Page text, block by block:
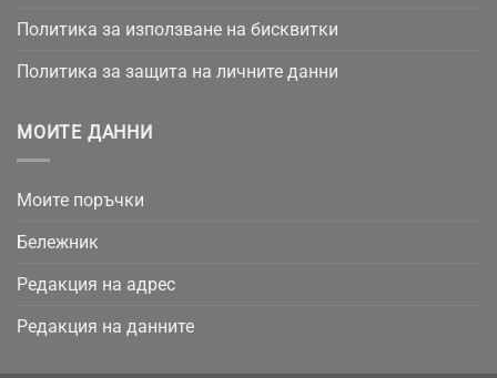
Политика за използване на бисквитки
Политика за защита на личните данни
МОИТЕ ДАННИ
Моите поръчки
Бележник
Редакция на адрес
Редакция на данните